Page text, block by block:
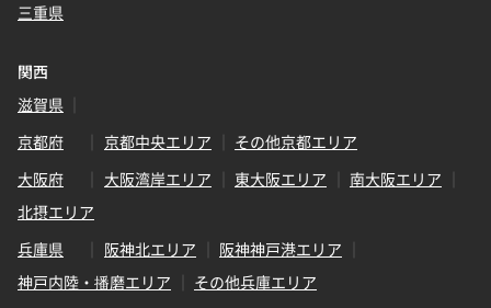
三重県
関西
滋賀県
京都府
京都中央エリア
その他京都エリア
大阪府
大阪湾岸エリア 東大阪エリア
南大阪エリア
北摂エリア
兵庫県
阪神北エリア
阪神神戸港エリア
神戸内陸・播磨エリア
その他兵庫エリア